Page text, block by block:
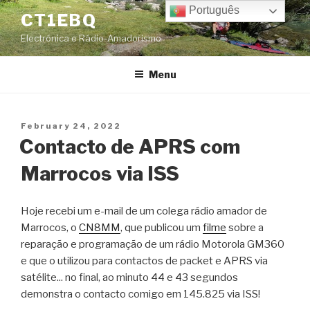
Skip
to
content
CT1EBQ
Electrónica e Rádio-Amadorismo
Menu
Posted
on
February 24, 2022
Contacto de APRS com
Marrocos via ISS
Hoje recebi um e-mail de um colega rádio amador de
Marrocos, o CN8MM, que publicou um filme sobre a
reparação e programação de um rádio Motorola GM360
e que o utilizou para contactos de packet e APRS via
satélite... no final, ao minuto 44 e 43 segundos
demonstra o contacto comigo em 145.825 via ISS!
Português